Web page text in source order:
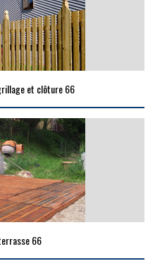
et clôture 66
66